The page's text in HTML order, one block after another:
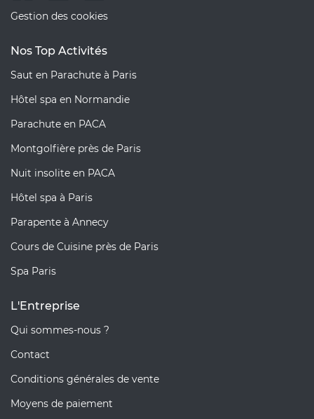
Gestion des cookies
Nos Top Activités
Saut en Parachute à Paris
Hôtel spa en Normandie
Parachute en PACA
Montgolfière près de Paris
Nuit insolite en PACA
Hôtel spa à Paris
Parapente à Annecy
Cours de Cuisine près de Paris
Spa Paris
L'Entreprise
Qui sommes-nous ?
Contact
Conditions générales de vente
Moyens de paiement